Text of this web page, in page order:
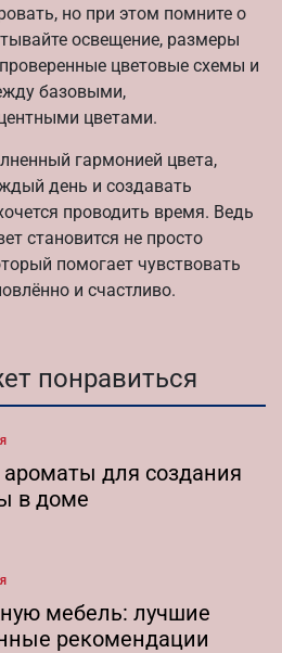
но при этом помните о
освещение, размеры
цветовые схемы и
базовыми,
цветами.
гармонией цвета,
день и создавать
проводить время. Ведь
становится не просто
помогает чувствовать
и счастливо.
понравиться
для создания
в доме
мебель: лучшие
рекомендации